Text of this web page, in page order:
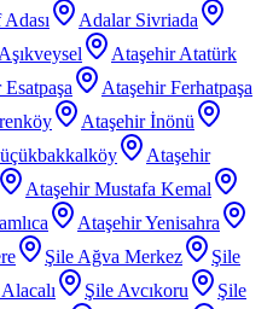
Adalar Sivriada
Ataşehir Atatürk
Ataşehir Ferhatpaşa
Ataşehir İnönü
Ataşehir
Ataşehir Mustafa Kemal
Ataşehir Yenisahra
Şile Ağva Merkez
Şile
Şile Avcıkoru
Şile